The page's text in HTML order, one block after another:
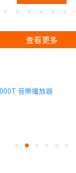
查看更多